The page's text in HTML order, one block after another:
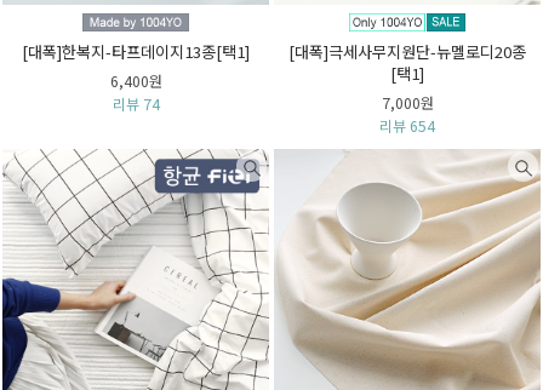
[대폭]한복지-타프데이지13종[택1]
6,400원
리뷰 74
[대폭]극세사무지원단-뉴멜로디20종
[택1]
7,000원
리뷰 654